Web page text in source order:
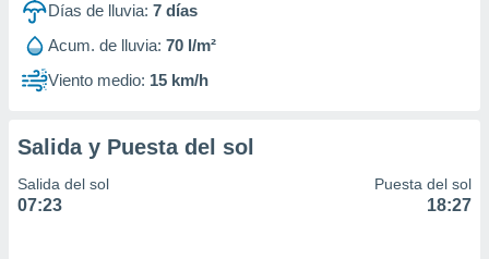
1199
Días de lluvia: 7 días
Acum. de lluvia: 70 l/m²
Viento medio: 15 km/h
Salida y Puesta del sol
Salida del sol
07:23
Puesta del sol
18:27